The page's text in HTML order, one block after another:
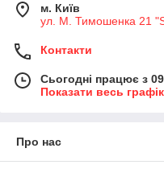
м. Київ
ул. М. Тимошенка 21
Контакти
Сьогодні працює з
Показати весь
Про нас